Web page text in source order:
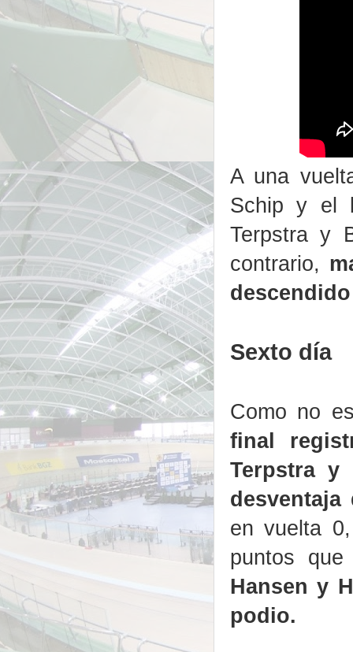
A una
Schip y el
Terpstra y
contrario,
Sexto día
Como no
final
Terpstra
desventaja
en vuelta
puntos
Hansen y
podio.